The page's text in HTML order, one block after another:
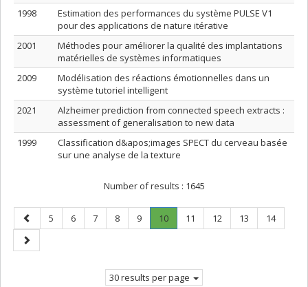
1998
Estimation des performances du système PULSE V1
pour des applications de nature itérative
2001
Méthodes pour améliorer la qualité des implantations
matérielles de systèmes informatiques
2009
Modélisation des réactions émotionnelles dans un
système tutoriel intelligent
2021
Alzheimer prediction from connected speech extracts :
assessment of generalisation to new data
1999
Classification d&apos;images SPECT du cerveau basée
sur une analyse de la texture
Number of results : 1645
Previous
page
Page
5 Page
6 Page
7 Page
8 Page
9 Page
10.
Current
Page
11 Page
12 Page
13 Page
14
Next
page
30 results per page